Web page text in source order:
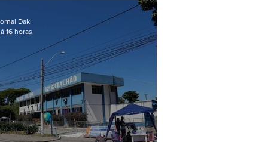
Maricá
Daki
16 horas